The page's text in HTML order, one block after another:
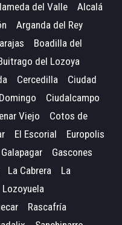
del Valle
Alcalá
Arganda del Rey
Boadilla del
del Lozoya
Cercedilla
Ciudad
Ciudalcampo
Viejo
Cotos de
El Escorial
Europolis
Galapagar
Gascones
La Cabrera
La
Lozoyuela
Rascafría